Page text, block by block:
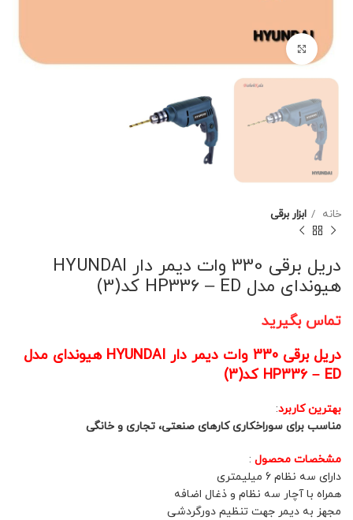
خانه ابزار برقی
دریل برقی 330 وات دیمر دار HYUNDAI
هیوندای مدل HP336 – ED کد(3)
تماس بگیرید
دریل برقی 330 وات دیمر دار HYUNDAI هیوندای مدل
HP336 – ED کد(3)
بهترین کاربرد:
مناسب برای سوراخکاری کارهای صنعتی، تجاری و خانگی
مشخصات محصول :
دارای سه نظام 6 میلیمتری
همراه با آچار سه نظام و ذغال اضافه
مجهز به دیمر جهت تنظیم دورگردشی